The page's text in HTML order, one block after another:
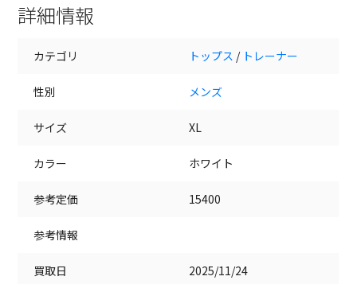
詳細情報
カテゴリ トップス / トレーナー
性別 メンズ
サイズ XL
カラー ホワイト
参考定価 15400
参考情報
買取日 2025/11/24